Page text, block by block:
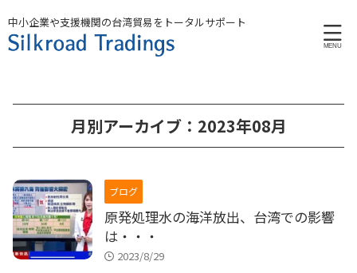
中小企業や支援機関の台湾貿易をトータルサポート
月別アーカイブ：2023年08月
ブログ
原発処理水の海洋放出、台湾での影響
は・・・
2023/8/29